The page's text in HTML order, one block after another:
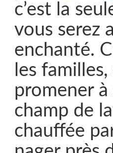
c’est la
vous serez
enchanté.
les
promener
champ de
chauffée